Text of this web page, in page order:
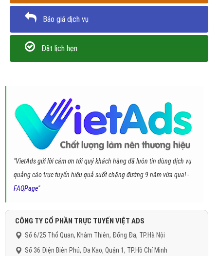
Báo giá dịch vụ
Đặt lịch hẹn
"VietAds gửi lời cảm ơn tới quý khách hàng đã luôn tin dùng dịch vụ
quảng cáo trực tuyến hiệu quả suốt chặng đường 9 năm vừa qua! -
FAQPage"
CÔNG TY CỔ PHẦN TRỰC TUYẾN VIỆT ADS
Số 6/25 Thổ Quan, Khâm Thiên, Đống Đa, TP.Hà Nội
Số 36 Điện Biên Phủ, Đa Kao, Quận 1, TP.Hồ Chí Minh